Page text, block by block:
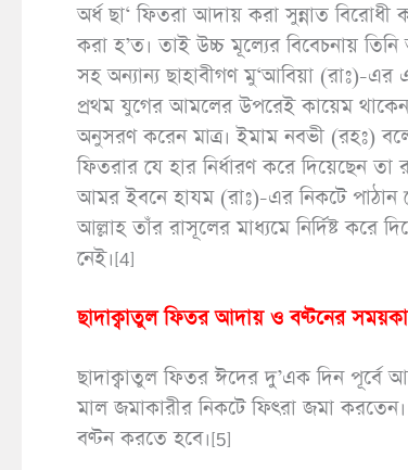
অর্ধ ছা‘ ফিতরা আদায় করা সুন্নাত
করা হ’ত। তাই উচ্চ মূল্যের বিবেচনায় তিনি
সহ অন্যান্য ছাহাবীগণ মু‘আবিয়া (রাঃ)-এর
প্রথম যুগের আমলের উপরেই কায়েম
অনুসরণ করেন মাত্র। ইমাম নবভী (রহঃ)
ফিতরার যে হার নির্ধারণ করে দিয়েছেন
আমর ইবনে হাযম (রাঃ)-এর নিকটে পাঠান
আল্লাহ তাঁর রাসূলের মাধ্যমে নির্দিষ্ট
নেই।[4]
ছাদাক্বাতুল ফিতর আদায় ও বণ্টনের
ছাদাক্বাতুল ফিতর ঈদের দু’এক দিন পূর্বে
মাল জমাকারীর নিকটে ফিৎরা জমা
বণ্টন করতে হবে।[5]